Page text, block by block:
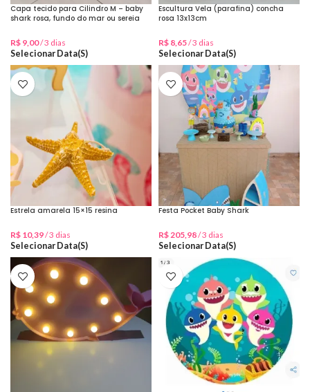
Capa tecido para Cilindro M – baby
shark rosa, fundo do mar ou sereia
R$ 9,00/ 3 dias
Selecionar Data(s)
Escultura Vela (parafina) concha
rosa 13x13cm
R$ 8,65/ 3 dias
Selecionar Data(s)
Estrela amarela 15×15 resina
R$ 10,39/ 3 dias
Selecionar Data(s)
Festa Pocket Baby Shark
R$205,98/ 3 dias
Selecionar Data(s)